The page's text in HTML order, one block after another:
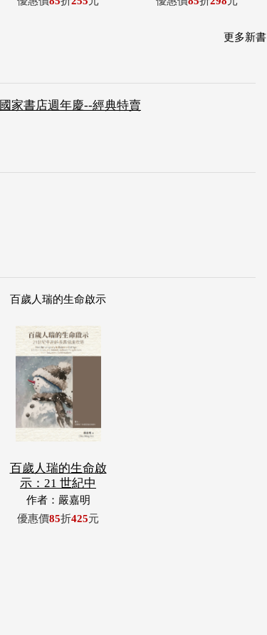
更多新書
國家書店週年慶--經典特賣
百歲人瑞的生命啟示
百歲人瑞的生命啟
示：21 世紀中
作者：嚴嘉明
優惠價85折425元